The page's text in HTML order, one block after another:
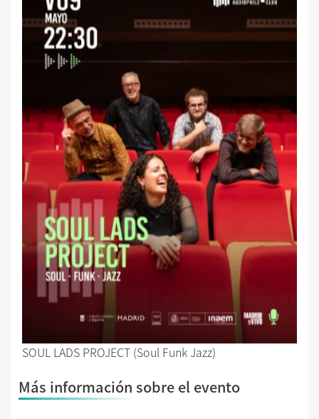
SOUL LADS PROJECT (Soul Funk Jazz)
Más información sobre el evento